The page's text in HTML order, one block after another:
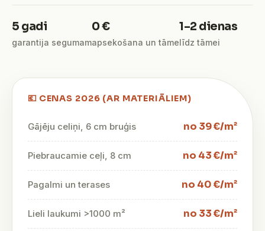
5 gadi
garantija segumam
0 €
apsekošana un tāme
1–2 dienas
līdz tāmei
💶 CENAS 2026 (AR MATERIĀLIEM)
Gājēju celiņi, 6 cm bruģis no 39 €/m²
Piebraucamie ceļi, 8 cm no 43 €/m²
Pagalmi un terases no 40 €/m²
Lieli laukumi >1000 m² no 33 €/m²